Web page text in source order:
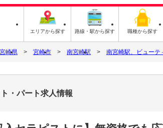
エリアから探す 路線・駅から探す 職種から探す
宮崎県 宮崎市 南宮崎駅 南宮崎駅、ビューテ
・パート求人情報